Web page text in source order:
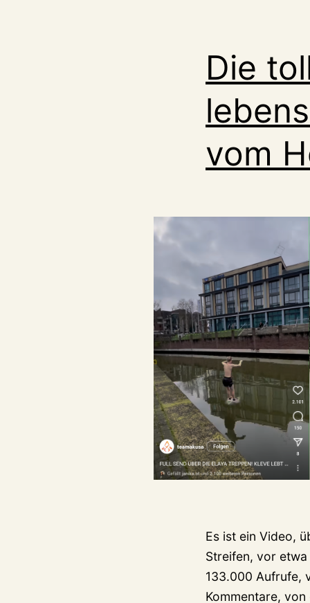
Die
vom
Es ist ein Video,
Streifen, vor
133.000 Aufrufe,
Kommentare,